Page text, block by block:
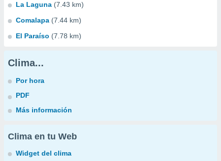
La Laguna (7.43 km)
Comalapa (7.44 km)
El Paraíso (7.78 km)
Clima...
Por hora
PDF
Más información
Clima en tu Web
Widget del clima